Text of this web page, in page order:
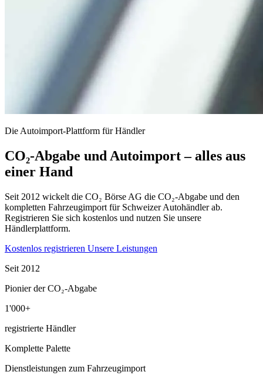
Die Autoimport-Plattform für Händler
CO₂-Abgabe und Autoimport – alles aus
einer Hand
Seit 2012 wickelt die CO₂ Börse AG die CO₂-Abgabe und den
kompletten Fahrzeugimport für Schweizer Autohändler ab.
Registrieren Sie sich kostenlos und nutzen Sie unsere
Händlerplattform.
Kostenlos registrieren Unsere Leistungen
Seit 2012
Pionier der CO₂-Abgabe
1'000+
registrierte Händler
Komplette Palette
Dienstleistungen zum Fahrzeugimport